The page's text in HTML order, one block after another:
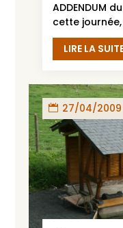
ADDENDUM
cette journée,
LIRE LA
27/04/2009